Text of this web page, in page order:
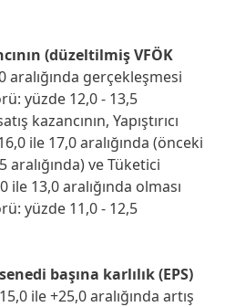
(düzeltilmiş VFÖK
aralığında gerçekleşmesi
yüzde 12,0 - 13,5
kazancının, Yapıştırıcı
ile 17,0 aralığında (önceki
aralığında) ve Tüketici
13,0 aralığında olması
yüzde 11,0 - 12,5
başına karlılık(EPS)
ile +25,0 aralığında artış